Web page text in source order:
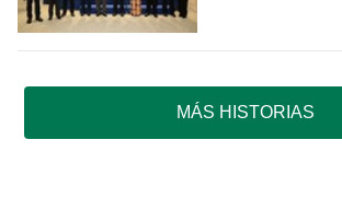
MÁS HISTORIAS